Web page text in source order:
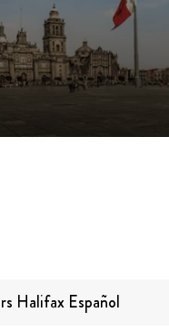
Halifax Español